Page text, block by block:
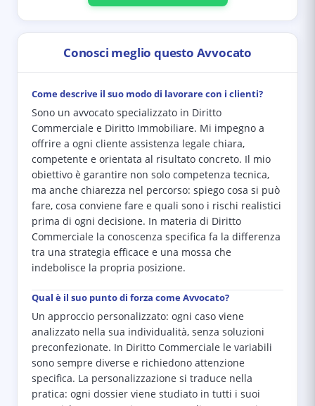
Conosci meglio questo Avvocato
Come descrive il suo modo di lavorare con i clienti?
Sono un avvocato specializzato in Diritto
Commerciale e Diritto Immobiliare. Mi impegno a
offrire a ogni cliente assistenza legale chiara,
competente e orientata al risultato concreto. Il mio
obiettivo è garantire non solo competenza tecnica,
ma anche chiarezza nel percorso: spiego cosa si può
fare, cosa conviene fare e quali sono i rischi realistici
prima di ogni decisione. In materia di Diritto
Commerciale la conoscenza specifica fa la differenza
tra una strategia efficace e una mossa che
indebolisce la propria posizione.
Qual è il suo punto di forza come Avvocato?
Un approccio personalizzato: ogni caso viene
analizzato nella sua individualità, senza soluzioni
preconfezionate. In Diritto Commerciale le variabili
sono sempre diverse e richiedono attenzione
specifica. La personalizzazione si traduce nella
pratica: ogni dossier viene studiato in tutti i suoi